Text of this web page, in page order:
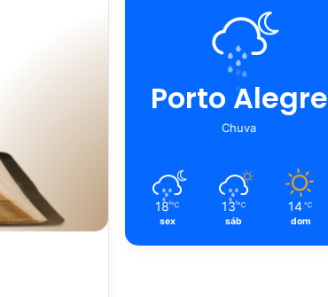
Porto Alegre
Chuva
18 ℃
sex
13 ℃
sáb
14 ℃
dom